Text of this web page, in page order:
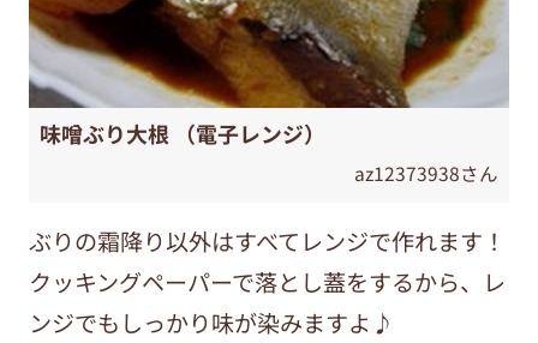
味噌ぶり大根 （電子レンジ）
az12373938さん
ぶりの霜降り以外はすべてレンジで作れます！
クッキングペーパーで落とし蓋をするから、レ
ンジでもしっかり味が染みますよ♪